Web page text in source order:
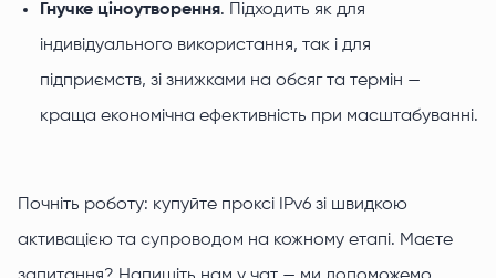
Гнучке ціноутворення. Підходить як для
індивідуального використання, так і для
підприємств, зі знижками на обсяг та термін —
краща економічна ефективність при масштабуванні.
Почніть роботу: купуйте проксі IPv6 зі швидкою
активацією та супроводом на кожному етапі. Маєте